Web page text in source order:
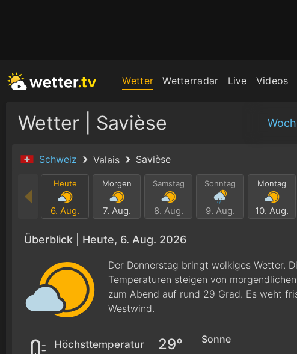
Wetter Wetterradar Live Videos
Wetter | Savièse
Schweiz Valais Savièse
Heute
6. Aug.
Morgen
7. Aug.
Samstag
8. Aug.
Sonntag
9. Aug.
Montag
10. Aug.
Überblick | Heute, 6. Aug. 2026
Der Donnerstag bringt wolkiges Wetter.
Temperaturen steigen von
zum Abend auf rund 29 Grad. Es weht
Westwind.
Höchsttemperatur 29° Sonne